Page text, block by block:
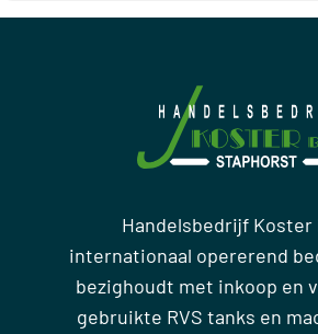
Handelsbedrijf Koster
internationaal opererend
bezighoudt met inkoop en
gebruikte RVS tanks en